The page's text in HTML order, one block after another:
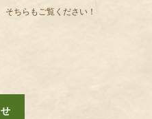
そちらもご覧ください！